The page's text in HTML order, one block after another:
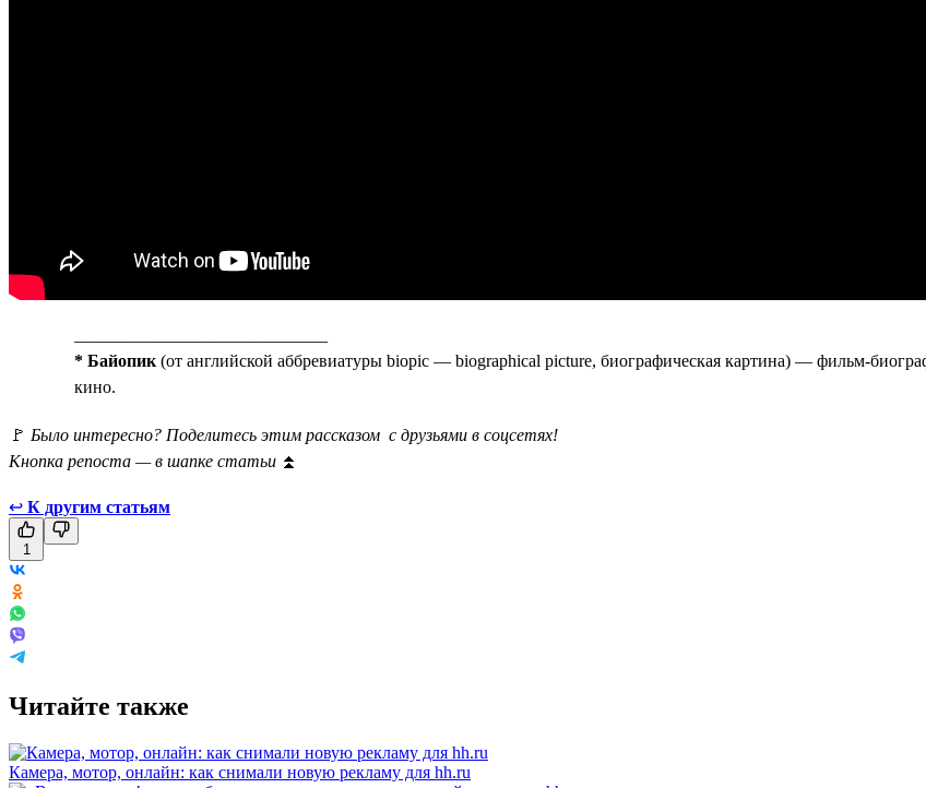
* Байопик (от английской аббревиатуры biopic — biographical picture, биографическая картина) — фильм-
кино.
🚩 Было интересно? Поделитесь этим рассказом с друзьями в соцсетях!
Кнопка репоста — в шапке статьи ⏫
↩ К другим статьям
1
Читайте также
Камера, мотор, онлайн: как снимали новую рекламу для hh.ru